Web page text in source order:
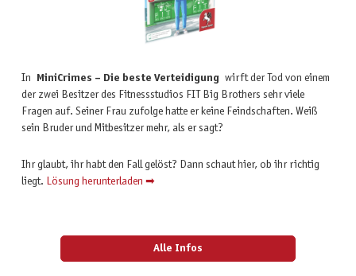
In MiniCrimes – Die beste Verteidigungwirft der Tod von einem
der zwei Besitzer des Fitnessstudios FIT Big Brothers sehr viele
Fragen auf. Seiner Frau zufolge hatte er keine Feindschaften. Weiß
sein Bruder und Mitbesitzer mehr, als er sagt?
Ihr glaubt, ihr habt den Fall gelöst? Dann schaut hier, ob ihr richtig
liegt. Lösung herunterladen ➡
Alle Infos